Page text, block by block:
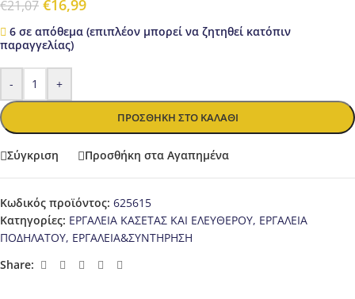
€21,07 €16,99
6 σε απόθεμα (επιπλέον μπορεί να ζητηθεί κατόπιν
παραγγελίας)
- +
ΠΡΟΣΘΉΚΗ ΣΤΟ ΚΑΛΆΘΙ
Σύγκριση Προσθήκη στα Αγαπημένα
Κωδικός προϊόντος: 625615
Κατηγορίες: ΕΡΓΑΛΕΙΑ ΚΑΣΕΤΑΣ ΚΑΙ ΕΛΕΥΘΕΡΟΥ, ΕΡΓΑΛΕΙΑ
ΠΟΔΗΛΑΤΟΥ, ΕΡΓΑΛΕΙΑ&ΣΥΝΤΗΡΗΣΗ
Share: